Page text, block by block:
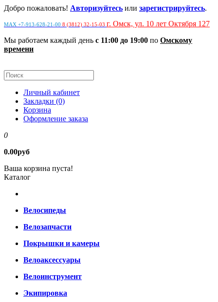
Добро пожаловать! Авторизуйтесь или зарегистрируйтесь.
MAX +7-913-628-21-00 8 (3812) 32-15-03 г. Омск, ул. 10 лет Октября 127
Мы работаем каждый день с 11:00 до 19:00 по Омскому
времени
Личный кабинет
Закладки (0)
Корзина
Оформление заказа
0
0.00руб
Ваша корзина пуста!
Каталог
Велосипеды
Велозапчасти
Покрышки и камеры
Велоаксессуары
Велоинструмент
Экипировка